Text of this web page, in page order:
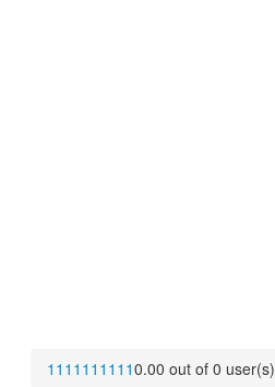
1 1 1 1 1 1 1 1 1 10.00 out of 0 user(s)